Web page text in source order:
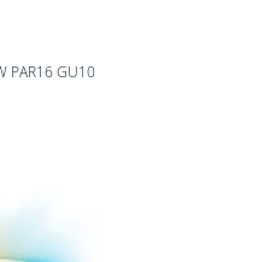
PAR16 GU10